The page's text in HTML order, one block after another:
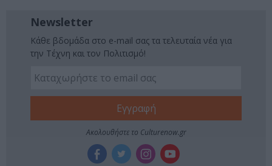
Newsletter
Κάθε βδομάδα στο e-mail σας τα τελευταία νέα για
την Τέχνη και τον Πολιτισμό!
Ακολουθήστε το Culturenow.gr